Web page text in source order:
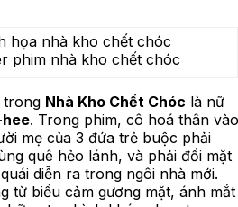
phim nhà kho chết chóc
trong Nhà Kho Chết Chóc là nữ
. Trong phim, cô hoá thân vào
mẹ của 3 đứa trẻ buộc phải
quê hẻo lánh, và phải đối mặt
diễn ra trong ngôi nhà mới.
từ biểu cảm gương mặt, ánh mắt